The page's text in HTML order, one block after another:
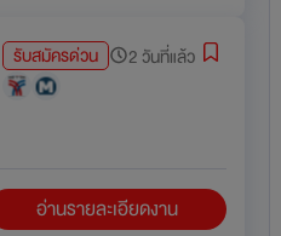
รับสมัครด่วน 2 วันที่แล้ว
อ่านรายละเอียดงาน